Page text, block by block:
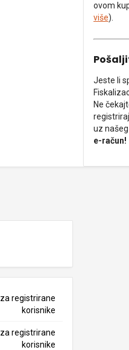
ovom
više).
Jeste li
Ne
uz
e-račun!
za registrirane
korisnike
za registrirane
korisnike